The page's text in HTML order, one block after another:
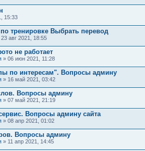
15:33
тренировке Выбрать перевод
23 авг 2021, 18:55
не работает
» 06 июн 2021, 11:28
по интересам". Вопросы админу
» 16 май 2021, 03:42
Вопросы админу
» 07 май 2021, 21:19
Вопросы админу сайта
» 08 апр 2021, 01:02
Вопросы админу
» 11 апр 2021, 14:45